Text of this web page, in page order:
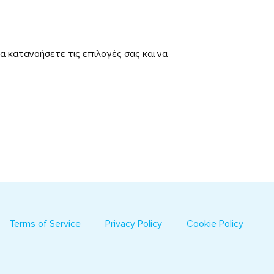
κατανοήσετε τις επιλογές σας και να
Terms of Service Privacy Policy Cookie Policy